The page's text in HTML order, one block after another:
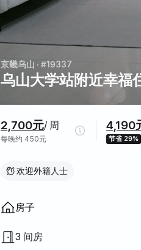
京畿乌山 · #19337
乌山大学站附近幸福
2,700元/ 周
每晚约 450元
4,190
节省 29%
欢迎外籍人士
房屋结构
房子
3 间房